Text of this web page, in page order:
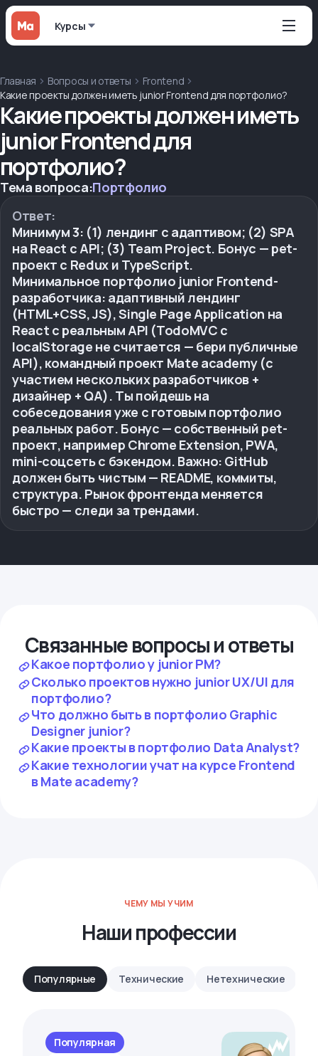
Курсы
Главная Вопросы и ответы
Frontend
Какие проекты должен иметь junior Frontend для портфолио?
Какие проекты должен иметь
junior Frontend для
портфолио?
Тема вопроса:Портфолио
Ответ:
Минимум 3: (1) лендинг с адаптивом; (2) SPA
на React с API; (3) Team Project. Бонус — pet-
проект с Redux и TypeScript.
Минимальное портфолио junior Frontend-
разработчика: адаптивный лендинг
(HTML+CSS, JS), Single Page Application на
React с реальным API (TodoMVC с
localStorage не считается — бери публичные
API), командный проект Mate academy (с
участием нескольких разработчиков +
дизайнер + QA). Ты пойдешь на
собеседования уже с готовым портфолио
реальных работ. Бонус — собственный pet-
проект, например Chrome Extension, PWA,
mini-соцсеть с бэкендом. Важно: GitHub
должен быть чистым — README, коммиты,
структура. Рынок фронтенда меняется
быстро — следи за трендами.
Связанные вопросы и ответы
Какое портфолио у junior PM?
Сколько проектов нужно junior UX/UI для
портфолио?
Что должно быть в портфолио Graphic
Designer junior?
Какие проекты в портфолио Data Analyst?
Какие технологии учат на курсе Frontend
в Mate academy?
ЧЕМУ МЫ УЧИМ
Наши профессии
Популярные Технические Нетехнические
Популярная